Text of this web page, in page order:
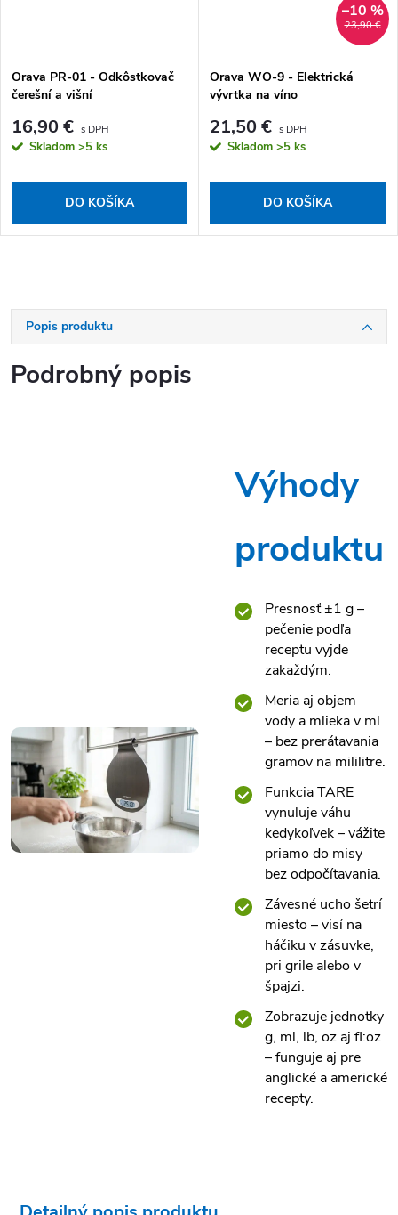
Orava PR-01 - Odkôstkovač
čerešní a višní
16,90 €
Skladom >5 ks
DO KOŠÍKA
23,90 €
–10 %
Orava WO-9 - Elektrická
vývrtka na víno
21,50 €
Skladom >5 ks
DO KOŠÍKA
Popis produktu
Podrobný popis
Výhody
produktu
Presnosť ±1 g –
pečenie podľa
receptu vyjde
zakaždým.
Meria aj objem
vody a mlieka v ml
– bez prerátavania
gramov na mililitre.
Funkcia TARE
vynuluje váhu
kedykoľvek – vážite
priamo do misy
bez odpočítavania.
Závesné ucho šetrí
miesto – visí na
háčiku v zásuvke,
pri grile alebo v
špajzi.
Zobrazuje jednotky
g, ml, lb, oz aj fl:oz
– funguje aj pre
anglické a americké
recepty.